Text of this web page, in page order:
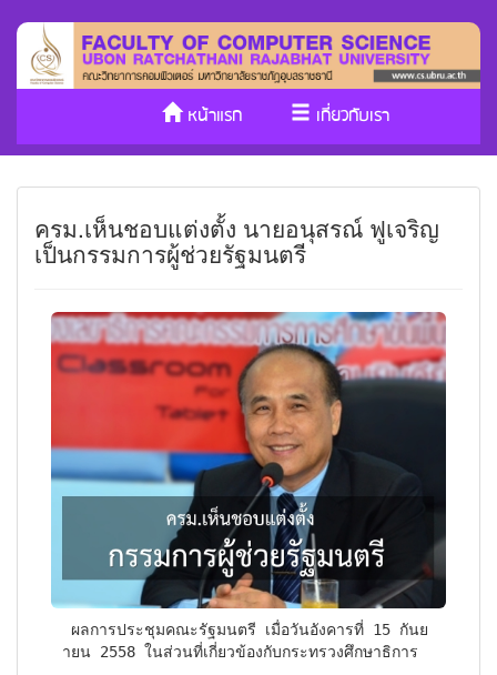
หน้าแรก
เกี่ยวกับเรา
ประกันคุณภาพ
วารสาร Cs
ครม.เห็นชอบแต่งตั้ง นายอนุสรณ์ ฟูเจริญ
เป็นกรรมการผู้ช่วยรัฐมนตรี
ายน 2558 ในส่วนที่เกี่ยวข้องกับกระทรวงศึกษาธิการ